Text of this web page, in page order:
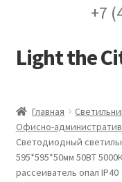
+7
Перейти
к
Перейти
к
Light the
FAQ про кронштейны
Главная
Офисно-
Светодиодный
595*595*50мм 50ВТ
рассеиватель опал IP40